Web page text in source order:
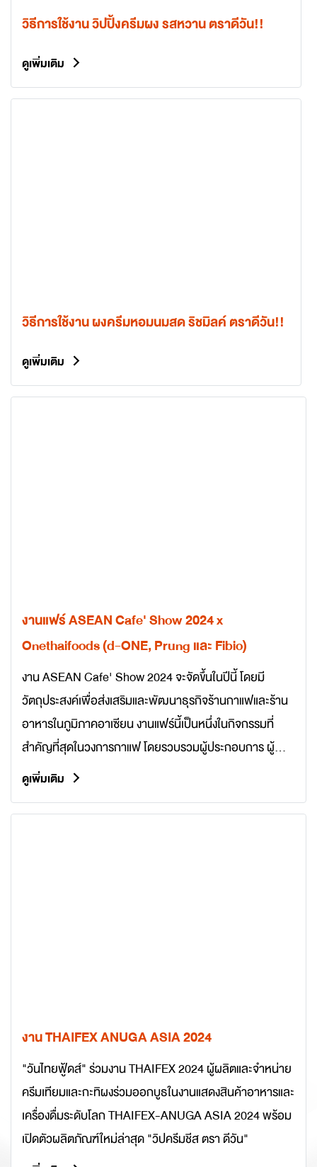
วิธีการใช้งาน วิปปิ้งครีมผง รสหวาน ตราดีวัน!!
ดูเพิ่มเติม
วิธีการใช้งาน ผงครีมหอมนมสด ริชมิลค์ ตราดีวัน!!
ดูเพิ่มเติม
งานแฟร์ ASEAN Cafe' Show 2024 x
Onethaifoods (d-ONE, Prung และ Fibio)
งาน ASEAN Cafe' Show 2024 จะจัดขึ้นในปีนี้ โดยมี
วัตถุประสงค์เพื่อส่งเสริมและพัฒนาธุรกิจร้านกาแฟและร้าน
อาหารในภูมิภาคอาเซียน งานแฟร์นี้เป็นหนึ่งในกิจกรรมที่
สำคัญที่สุดในวงการกาแฟ โดยรวบรวมผู้ประกอบการ ผู้
ผลิต และผู้ค้าทั่วทั้งภูมิภาคมาแสดงสินค้าและบริการ
ดูเพิ่มเติม
งาน THAIFEX ANUGA ASIA 2024
"วันไทยฟู้ดส์" ร่วมงาน THAIFEX 2024 ผู้ผลิตและจำหน่าย
ครีมเทียมและกะทิผงร่วมออกบูธในงานแสดงสินค้าอาหารและ
เครื่องดื่มระดับโลก THAIFEX-ANUGA ASIA 2024 พร้อม
เปิดตัวผลิตภัณฑ์ใหม่ล่าสุด "วิปครีมชีส ตรา ดีวัน"